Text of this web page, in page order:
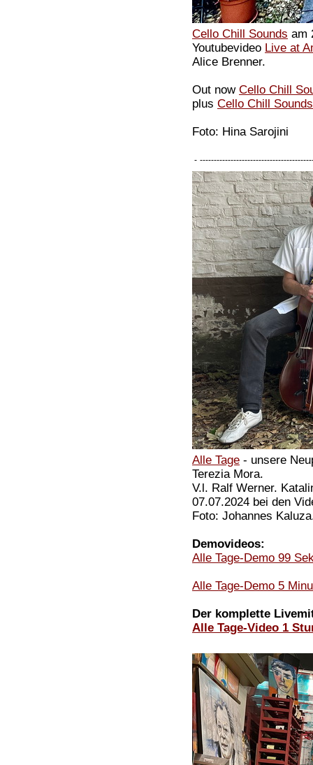
Cello Chill Sounds am
Youtubevideo Live at
Alice Brenner.
Out now Cello Chill
plus Cello Chill
Foto: Hina Sarojini
-
Alle Tage - unsere
Terezia Mora.
V.l. Ralf Werner.
07.07.2024 bei den
Foto: Johannes
Demovideos:
Alle Tage-Demo 99
Alle Tage-Demo 5
Der komplette
Alle Tage-Video 1